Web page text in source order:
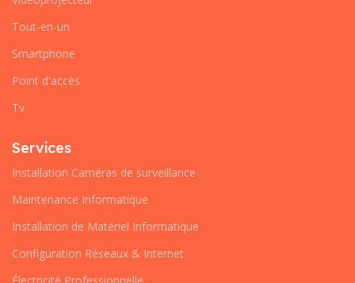
Tout-en-un
Smartphone
Point d'accès
Tv
Services
Installation Caméras de surveillance
Maintenance Informatique
Installation de Matériel Informatique
Configuration Réseaux & Internet
Électricité Professionnelle